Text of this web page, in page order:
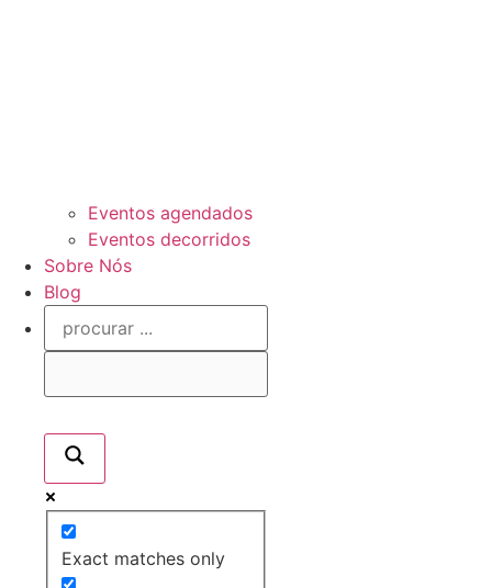
Eventos agendados
Eventos decorridos
Sobre Nós
Blog
Exact matches only